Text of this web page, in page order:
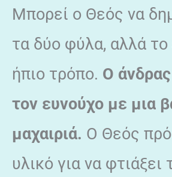
Μπορεί ο Θεός να
τα δύο φύλα, αλλά το
ήπιο τρόπο. Ο
τον ευνούχο με μια
μαχαιριά. Ο Θεός
υλικό για να φτιάξει